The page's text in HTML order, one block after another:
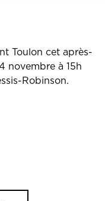
Toulon cet après-
novembre à 15h
Robinson.